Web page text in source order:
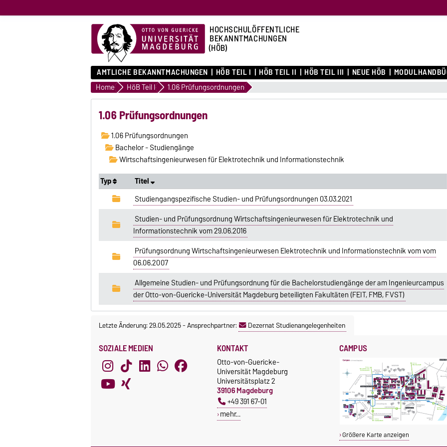
HOCHSCHULÖFFENTLICHE
BEKANNTMACHUNGEN
(HÖB)
AMTLICHE BEKANNTMACHUNGEN HÖB TEIL I HÖB TEIL II HÖB TEIL III NEUE HÖB
Home HöB Teil I 1.06 Prüfungsordnungen
1.06 Prüfungsordnungen
1.06 Prüfungsordnungen
Bachelor - Studiengänge
Wirtschaftsingenieurwesen für Elektrotechnik und Informationstechnik
Typ
Titel
Studiengangspezifische Studien- und Prüfungsordnungen 03.03.2021
Studien- und Prüfungsordnung Wirtschaftsingenieurwesen für Elektrotechnik und
Informationstechnik vom 29.06.2016
Prüfungsordnung Wirtschaftsingenieurwesen Elektrotechnik und Informationstechnik vom vom
06.06.2007
Allgemeine Studien- und Prüfungsordnung für die Bachelorstudiengänge der am Ingenieurcampus
der Otto-von-Guericke-Universität Magdeburg beteiligten Fakultäten (FEIT, FMB, FVST)
Letzte Änderung: 29.05.2025-Ansprechpartner: Dezernat Studienangelegenheiten
SOZIALE MEDIEN KONTAKT
Otto-von-Guericke-
Universität Magdeburg
Universitätsplatz 2
39106 Magdeburg
+49 391 67-01
mehr…
CAMPUS
Größere Karte anzeigen